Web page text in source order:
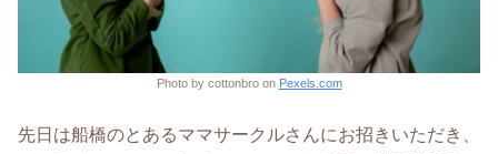
Photo by cottonbro on Pexels.com
先日は船橋のとあるママサークルさんにお招きいただき、